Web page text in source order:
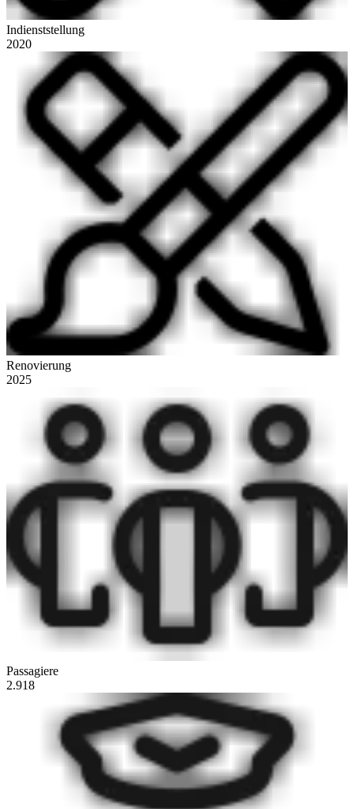
Indienststellung
2020
Renovierung
2025
Passagiere
2.918